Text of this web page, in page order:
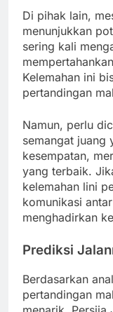
Di pihak lain,
menunjukkan
sering kali
Kelemahan ini
pertandingan
Namun, perlu
semangat juang
kesempatan,
yang terbaik.
kelemahan lini
komunikasi
menghadirkan
Prediksi
Berdasarkan
pertandingan